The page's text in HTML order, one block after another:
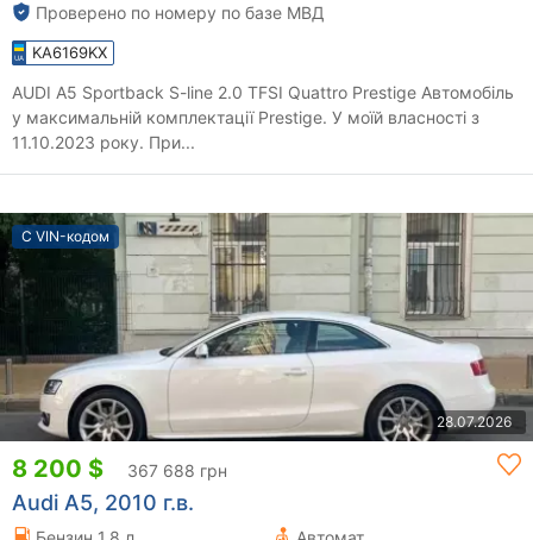
Проверено по номеру по базе МВД
KA6169KX
AUDI A5 Sportback S-line 2.0 TFSI Quattro Prestige Автомобіль
у максимальній комплектації Prestige. У моїй власності з
11.10.2023 року. При...
С VIN-кодом
28.07.2026
8 200 $ 367 688 грн
Audi A5, 2010 г.в.